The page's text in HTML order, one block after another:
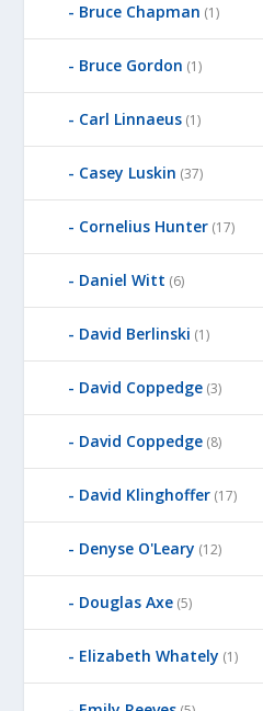
Bruce Chapman (1)
Bruce Gordon (1)
Carl Linnaeus (1)
Casey Luskin (37)
Cornelius Hunter (17)
Daniel Witt (6)
David Berlinski (1)
David Coppedge (3)
David Coppedge (8)
David Klinghoffer (17)
Denyse O'Leary (12)
Douglas Axe (5)
Elizabeth Whately (1)